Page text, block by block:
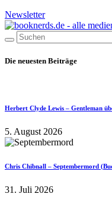
Newsletter
Die neuesten Beiträge
Herbert Clyde Lewis – Gentleman
5. August 2026
Chris Chibnall – Septembermord
31. Juli 2026